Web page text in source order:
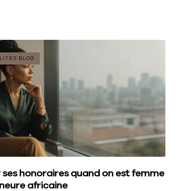
BLOG
honoraires quand on est femme
africaine